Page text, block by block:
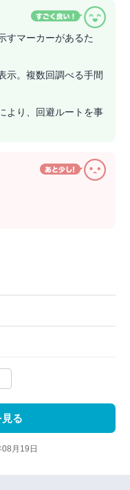
すマーカーがあるた
示。複数回調べる手間
より、回避ルートを事
る
月19日